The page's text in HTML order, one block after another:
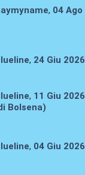
, 04
, 24 Giu
, 11 Giu
Bolsena)
, 04 Giu